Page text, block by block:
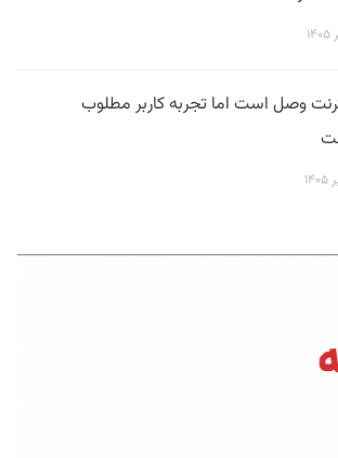
وصل است اما تجربه کاربر مطلوب